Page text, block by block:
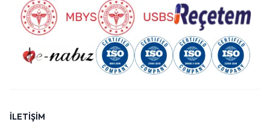
İLETİŞİM